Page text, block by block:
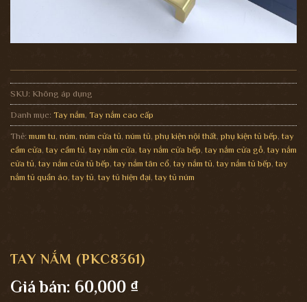
SKU: Không áp dụng
Danh mục: Tay nắm, Tay nắm cao cấp
Thẻ: mum tu, núm, núm cửa tủ, núm tủ, phụ kiện nội thất, phụ kiện tủ bếp, tay
cầm cửa, tay cầm tủ, tay nắm cửa, tay nắm cửa bếp, tay nắm cửa gỗ, tay nắm
cửa tủ, tay nắm cửa tủ bếp, tay nắm tân cổ, tay nắm tủ, tay nắm tủ bếp, tay
nắm tủ quần áo, tay tủ, tay tủ hiện đại, tay tủ núm
TAY NẮM (PKC8361)
Giá bán: 60,000 ₫